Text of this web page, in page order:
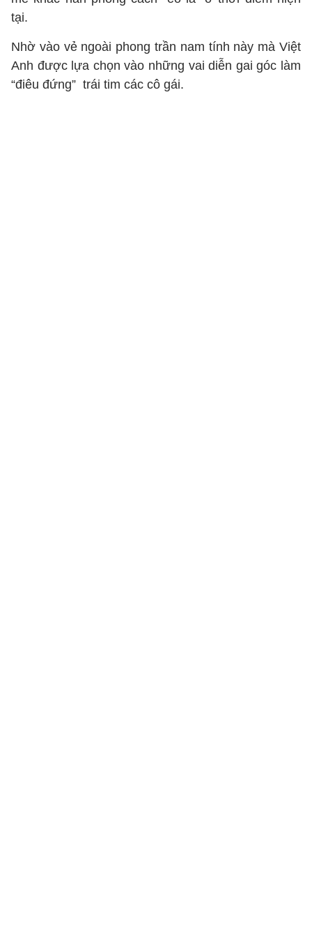
tại.
Nhờ vào vẻ ngoài phong trần nam tính này mà Việt
Anh được lựa chọn vào những vai diễn gai góc làm
“điêu đứng” trái tim các cô gái.